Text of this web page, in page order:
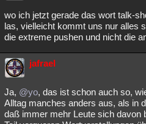
wo ich jetzt gerade das wort talk-
las, vielleicht kommt uns nur alles
die extreme pushen und nicht die
jafrael
Ja, @yo, das ist schon auch so,
Alltag manches anders aus, als in
daß immer mehr Leute sich davon